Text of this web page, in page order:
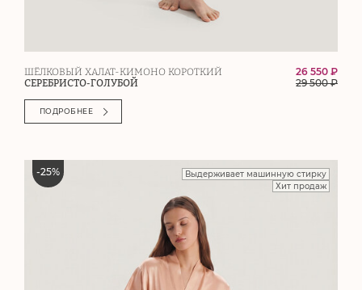
ШЁЛКОВЫЙ ХАЛАТ-КИМОНО КОРОТКИЙ
СЕРЕБРИСТО-ГОЛУБОЙ
26 550 ₽
29 500₽
ПОДРОБНЕЕ
-25%
Выдерживает машинную стирку
Хит продаж